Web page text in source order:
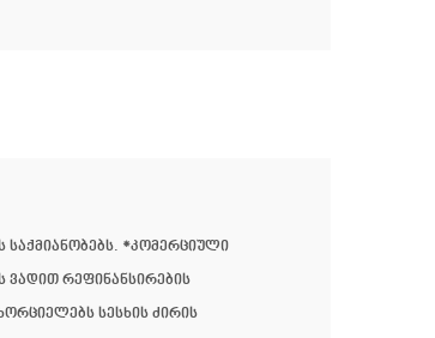
საქმიანობებს. *კომერციული
ვადით რეფინანსირების
სესხის ძირის